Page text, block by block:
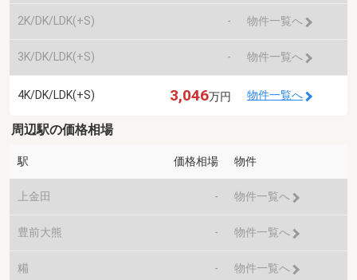
2K/DK/LDK(+S) - 物件一覧へ
3K/DK/LDK(+S) - 物件一覧へ
4K/DK/LDK(+S) 3,046万円 物件一覧へ
周辺駅の価格相場
駅 価格相場 物件
上金田 - 物件一覧へ
豊前大熊 - 物件一覧へ
糒 - 物件一覧へ